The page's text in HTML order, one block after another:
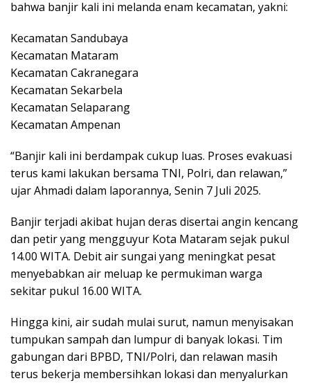
bahwa banjir kali ini melanda enam kecamatan, yakni:
Kecamatan Sandubaya
Kecamatan Mataram
Kecamatan Cakranegara
Kecamatan Sekarbela
Kecamatan Selaparang
Kecamatan Ampenan
“Banjir kali ini berdampak cukup luas. Proses evakuasi
terus kami lakukan bersama TNI, Polri, dan relawan,”
ujar Ahmadi dalam laporannya, Senin 7 Juli 2025.
Banjir terjadi akibat hujan deras disertai angin kencang
dan petir yang mengguyur Kota Mataram sejak pukul
14.00 WITA. Debit air sungai yang meningkat pesat
menyebabkan air meluap ke permukiman warga
sekitar pukul 16.00 WITA.
Hingga kini, air sudah mulai surut, namun menyisakan
tumpukan sampah dan lumpur di banyak lokasi. Tim
gabungan dari BPBD, TNI/Polri, dan relawan masih
terus bekerja membersihkan lokasi dan menyalurkan